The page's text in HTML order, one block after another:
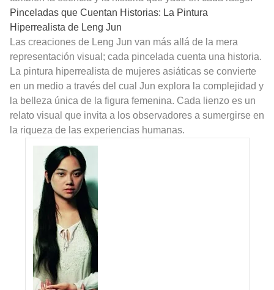
Pinceladas que Cuentan Historias: La Pintura
Hiperrealista de Leng Jun
Las creaciones de Leng Jun van más allá de la mera
representación visual; cada pincelada cuenta una historia.
La pintura hiperrealista de mujeres asiáticas se convierte
en un medio a través del cual Jun explora la complejidad y
la belleza única de la figura femenina. Cada lienzo es un
relato visual que invita a los observadores a sumergirse en
la riqueza de las experiencias humanas.